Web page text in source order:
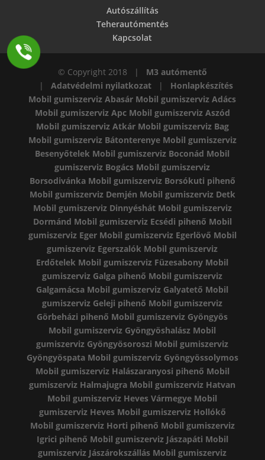
Autószállítás
Teherautómentés
Kapcsolat
© Copyright 2018 | M3 autómentő
| Adatvédelmi nyilatkozat| Honlapkészítés
Mobil gumiszerviz Abasár Mobil gumiszerviz Adács
Mobil gumiszerviz Apc Mobil gumiszerviz Aszód
Mobil gumiszerviz Atkár Mobil gumiszerviz Bag
Mobil gumiszerviz Bátonterenye Mobil gumiszerviz
Besenyőtelek Mobil gumiszerviz Boconád Mobil
gumiszerviz Bogács Mobil gumiszerviz
Borsodivánka Mobil gumiszerviz Borsókuti pihenő
Mobil gumiszerviz Demjén Mobil gumiszerviz Detk
Mobil gumiszerviz Dinnyéshát Mobil gumiszerviz
Dormánd Mobil gumiszerviz Ecsédi pihenő Mobil
gumiszerviz Eger Mobil gumiszerviz Egerlövő Mobil
gumiszerviz Egerszalók Mobil gumiszerviz
Erdőtelek Mobil gumiszerviz Füzesabony Mobil
gumiszerviz Galga pihenő Mobil gumiszerviz
Galgamácsa Mobil gumiszerviz Galyatető Mobil
gumiszerviz Geleji pihenő Mobil gumiszerviz
Görbeházi pihenő Mobil gumiszerviz Gyöngyös
Mobil gumiszerviz Gyöngyöshalász Mobil
gumiszerviz Gyöngyösoroszi Mobil gumiszerviz
Gyöngyöspata Mobil gumiszerviz Gyöngyössolymos
Mobil gumiszerviz Halászaranyosi pihenő Mobil
gumiszerviz Halmajugra Mobil gumiszerviz Hatvan
Mobil gumiszerviz Heves Vármegye Mobil
gumiszerviz Heves Mobil gumiszerviz Hollókő
Mobil gumiszerviz Horti pihenő Mobil gumiszerviz
Igrici pihenő Mobil gumiszerviz Jászapáti Mobil
gumiszerviz Jászárokszállás Mobil gumiszerviz